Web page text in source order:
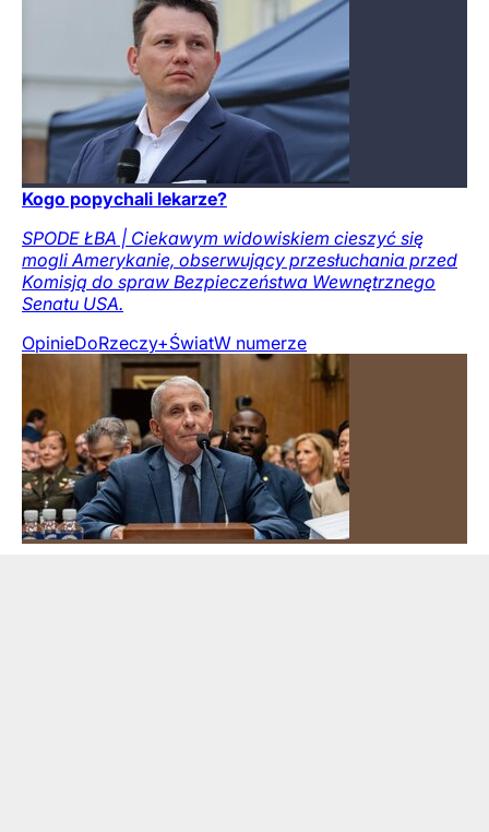
Kogo popychali lekarze?
SPODE ŁBA | Ciekawym widowiskiem cieszyć się
mogli Amerykanie, obserwujący przesłuchania przed
Komisją do spraw Bezpieczeństwa Wewnętrznego
Senatu USA.
OpinieDoRzeczy+ŚwiatW numerze